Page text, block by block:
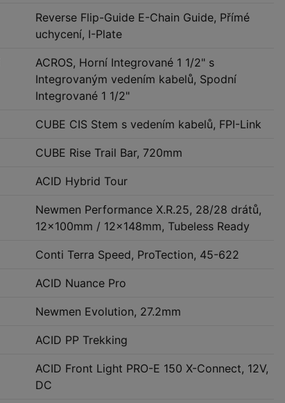
Reverse Flip-Guide E-Chain Guide, Přímé
uchycení, I-Plate
ACROS, Horní Integrované 1 1/2" s
Integrovaným vedením kabelů, Spodní
Integrované 1 1/2"
CUBE CIS Stem s vedením kabelů, FPI-Link
CUBE Rise Trail Bar, 720mm
ACID Hybrid Tour
Newmen Performance X.R.25, 28/28 drátů,
12x100mm / 12x148mm, Tubeless Ready
Conti Terra Speed, ProTection, 45-622
ACID Nuance Pro
Newmen Evolution, 27.2mm
ACID PP Trekking
ACID Front Light PRO-E 150 X-Connect, 12V,
DC